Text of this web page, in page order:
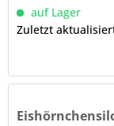
auf Lager
Zuletzt